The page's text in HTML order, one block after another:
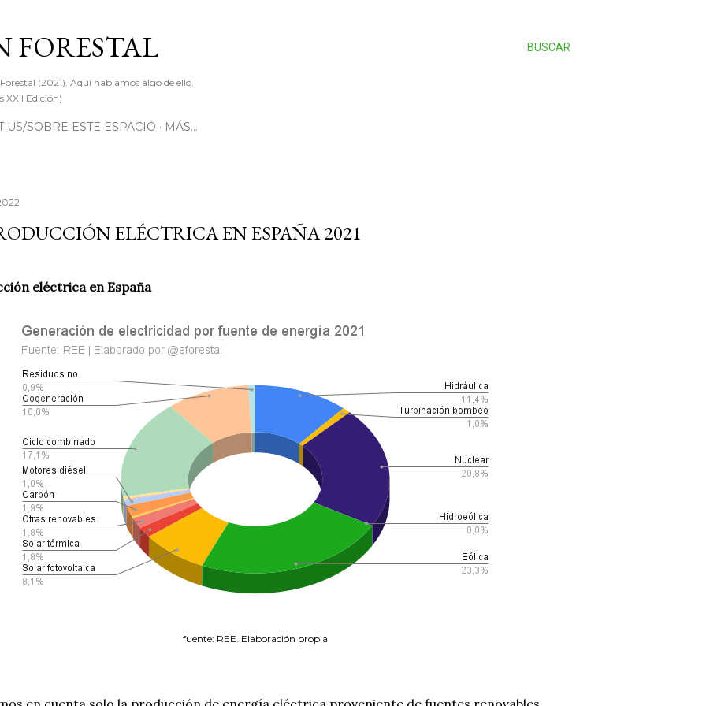
BUSCAR
FORESTAL
(2021). Aquí hablamos algo de ello.
XXII Edición)
US/SOBRE ESTE ESPACIO MÁS…
ELÉCTRICA EN ESPAÑA 2021
eléctrica en España
fuente: REE. Elaboración propia